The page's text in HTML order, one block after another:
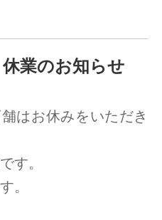
業のお知らせ
はお休みをいただき
す。
。